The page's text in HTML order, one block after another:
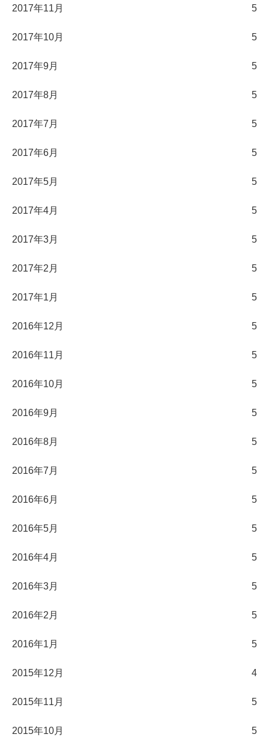
2017年11月 5
2017年10月 5
2017年9月 5
2017年8月 5
2017年7月 5
2017年6月 5
2017年5月 5
2017年4月 5
2017年3月 5
2017年2月 5
2017年1月 5
2016年12月 5
2016年11月 5
2016年10月 5
2016年9月 5
2016年8月 5
2016年7月 5
2016年6月 5
2016年5月 5
2016年4月 5
2016年3月 5
2016年2月 5
2016年1月 5
2015年12月 4
2015年11月 5
2015年10月 5